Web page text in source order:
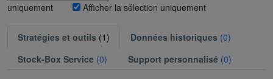
uniquement
Afficher la sélection uniquement
Stratégies et outils (1) Données historiques (0)
Stock-Box Service (0) Support personnalisé (0)